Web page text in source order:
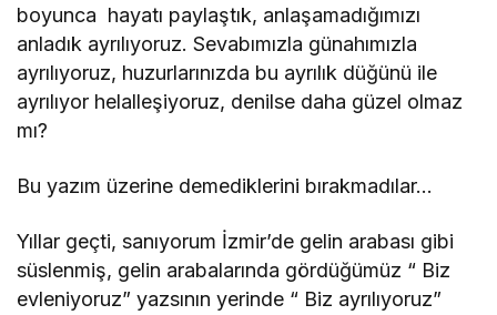
boyunca hayatı paylaştık, anlaşamadığımızı
anladık ayrılıyoruz. Sevabımızla günahımızla
ayrılıyoruz, huzurlarınızda bu ayrılık düğünü ile
ayrılıyor helalleşiyoruz, denilse daha güzel olmaz
mı?
Bu yazım üzerine demediklerini bırakmadılar…
Yıllar geçti, sanıyorum İzmir’de gelin arabası gibi
süslenmiş, gelin arabalarında gördüğümüz “ Biz
evleniyoruz” yazsının yerinde “ Biz ayrılıyoruz”